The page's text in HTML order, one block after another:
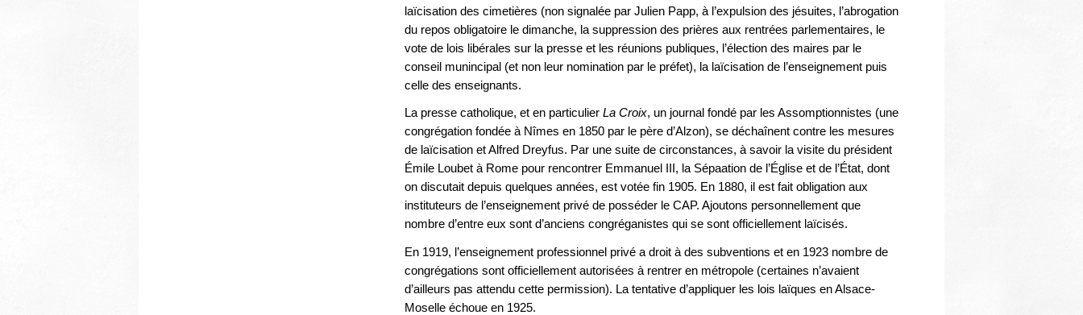
laïcisation des cimetières (non signalée par Julien Papp, à l’expulsion des jésuites, l’abrogation
du repos obligatoire le dimanche, la suppression des prières aux rentrées parlementaires, le
vote de lois libérales sur la presse et les réunions publiques, l’élection des maires par le
conseil munincipal (et non leur nomination par le préfet), la laïcisation de l’enseignement puis
celle des enseignants.
La presse catholique, et en particulier La Croix, un journal fondé par les Assomptionnistes (une
congrégation fondée à Nîmes en 1850 par le père d’Alzon), se déchaînent contre les mesures
de laïcisation et Alfred Dreyfus. Par une suite de circonstances, à savoir la visite du président
Émile Loubet à Rome pour rencontrer Emmanuel III, la Sépaation de l’Église et de l’État, dont
on discutait depuis quelques années, est votée fin 1905. En 1880, il est fait obligation aux
instituteurs de l’enseignement privé de posséder le CAP. Ajoutons personnellement que
nombre d’entre eux sont d’anciens congréganistes qui se sont officiellement laïcisés.
En 1919, l’enseignement professionnel privé a droit à des subventions et en 1923 nombre de
congrégations sont officiellement autorisées à rentrer en métropole (certaines n’avaient
d’ailleurs pas attendu cette permission). La tentative d’appliquer les lois laïques en Alsace-
Moselle échoue en 1925.